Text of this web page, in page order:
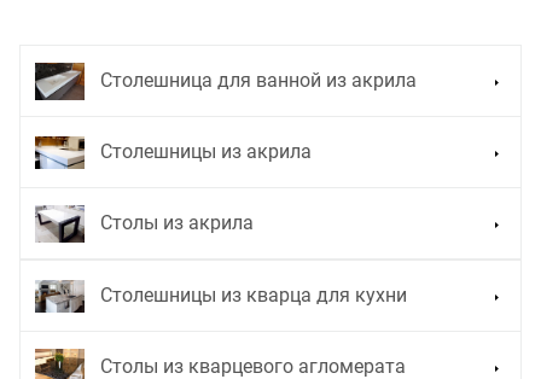
Столешница для ванной из акрила
Столешницы из акрила
Столы из акрила
Столешницы из кварца для кухни
Столы из кварцевого агломерата